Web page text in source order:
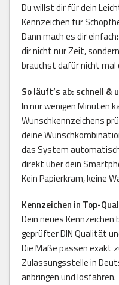
Du willst dir für dein
Kennzeichen für
Dann mach es dir
dir nicht nur Zeit,
brauchst dafür nicht mal
So läuft’s ab: schnell &
In nur wenigen Minuten
Wunschkennzeichens
deine
das System
direkt über dein
Kein Papierkram, keine
Kennzeichen in Top-
Dein neues
geprüfter DIN Qualität
Die Maße passen exakt
Zulassungsstelle in
anbringen und losfahren.